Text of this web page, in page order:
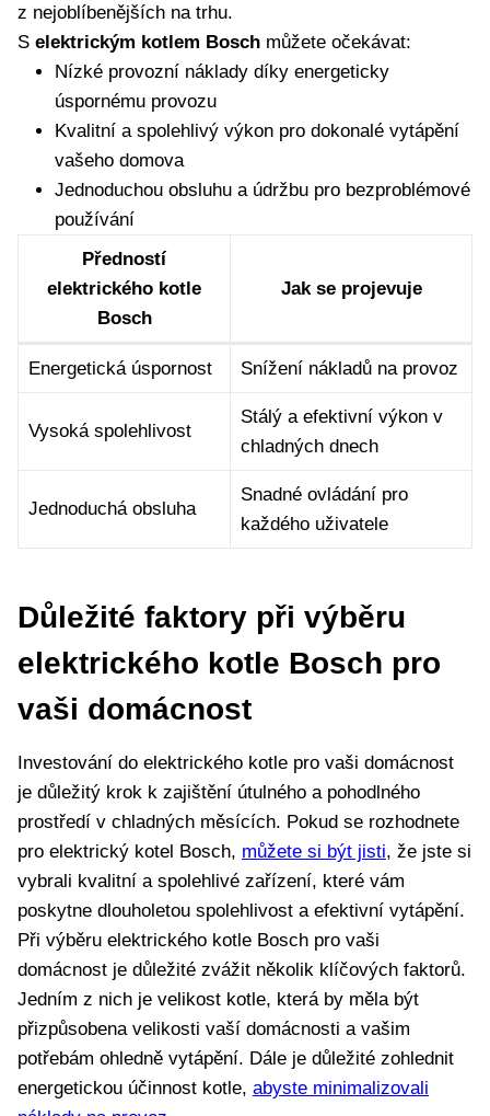
z nejoblíbenějších na trhu.
S elektrickým kotlem Bosch můžete očekávat:
Nízké ‍provozní náklady díky energeticky
úspornému provozu
Kvalitní a spolehlivý výkon pro ‍dokonalé vytápění
vašeho ⁢domova
Jednoduchou ‌obsluhu a údržbu pro bezproblémové
používání
Předností
‌elektrického kotle
Bosch
Jak se projevuje
Energetická úspornost Snížení nákladů na provoz
Vysoká spolehlivost
Stálý a efektivní‍ výkon v
chladných dnech
Jednoduchá obsluha
Snadné ‌ovládání pro⁣
každého uživatele
Důležité faktory při výběru
elektrického kotle Bosch pro⁤
vaši domácnost
Investování do elektrického kotle pro vaši⁢ domácnost
je důležitý krok k⁣ zajištění útulného a pohodlného
prostředí v chladných měsících. Pokud se rozhodnete
pro elektrický⁢ kotel Bosch, můžete si být jisti, že jste si
vybrali kvalitní a spolehlivé zařízení, které vám
poskytne dlouholetou spolehlivost ‍a efektivní ⁢vytápění.
Při výběru​ elektrického kotle Bosch ​pro vaši
domácnost je důležité zvážit několik klíčových faktorů.
Jedním z nich je velikost kotle, která by měla být
přizpůsobena velikosti⁣ vaší domácnosti a vašim
potřebám ohledně‍ vytápění. Dále je důležité zohlednit
energetickou ⁣účinnost kotle, abyste minimalizovali